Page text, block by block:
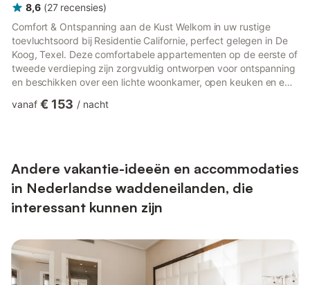
8,6 (27 recensies)
Comfort & Ontspanning aan de Kust Welkom in uw rustige
toevluchtsoord bij Residentie Californie, perfect gelegen in De
Koog, Texel. Deze comfortabele appartementen op de eerste of
tweede verdieping zijn zorgvuldig ontworpen voor ontspanning
en beschikken over een lichte woonkamer, open keuken en een
in de ochtend of het uitzicht op de zonsondergang. Ontspan in
vanaf € 153 / nacht
Andere vakantie-ideeën en accommodaties
in Nederlandse waddeneilanden, die
interessant kunnen zijn